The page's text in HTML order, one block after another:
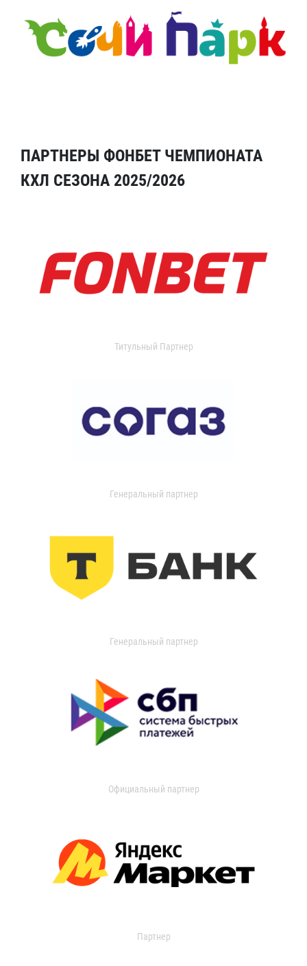
ПАРТНЕРЫ ФОНБЕТ ЧЕМПИОНАТА
КХЛ СЕЗОНА 2025/2026
Титульный Партнер
Генеральный партнер
Генеральный партнер
Официальный партнер
Партнер